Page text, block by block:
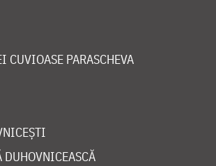
CUVIOASE PARASCHEVA